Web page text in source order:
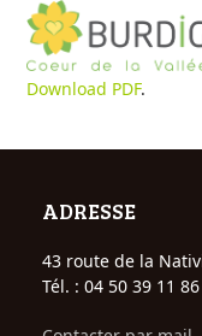
Skip
content
Open
mobile
menu
Close
mobile
menu
Download PDF.
ADRESSE
43 route de la
Tél. : 04 50 39 11 86